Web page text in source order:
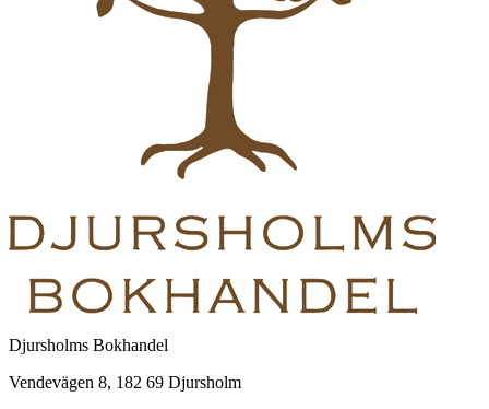
Djursholms Bokhandel
Vendevägen 8, 182 69 Djursholm